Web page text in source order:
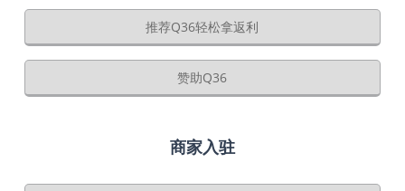
推荐Q36轻松拿返利
赞助Q36
商家入驻